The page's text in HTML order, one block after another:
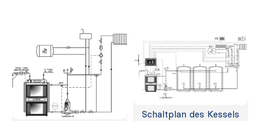
Schaltplan des Kessels